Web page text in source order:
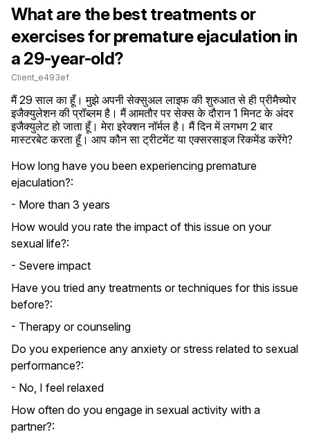
What are the best treatments or
exercises for premature ejaculation in
a 29-year-old?
Client_e493ef
मैं 29 साल का हूँ। मुझे अपनी सेक्सुअल लाइफ की शुरुआत से ही प्रीमैच्योर
इजैक्युलेशन की प्रॉब्लम है। मैं आमतौर पर सेक्स के दौरान 1 मिनट के अंदर
इजैक्युलेट हो जाता हूँ। मेरा इरेक्शन नॉर्मल है। मैं दिन में लगभग 2 बार
मास्टरबेट करता हूँ। आप कौन सा ट्रीटमेंट या एक्सरसाइज रिकमेंड करेंगे?
How long have you been experiencing premature
ejaculation?:
- More than 3 years
How would you rate the impact of this issue on your
sexual life?:
- Severe impact
Have you tried any treatments or techniques for this issue
before?:
- Therapy or counseling
Do you experience any anxiety or stress related to sexual
performance?:
- No, I feel relaxed
How often do you engage in sexual activity with a
partner?: